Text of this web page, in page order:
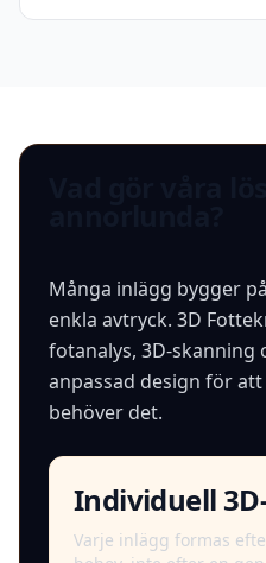
Många inlägg bygger
enkla avtryck. 3D
fotanalys, 3D-skanning
anpassad design för
behöver det.
Individuell
Varje inlägg formas